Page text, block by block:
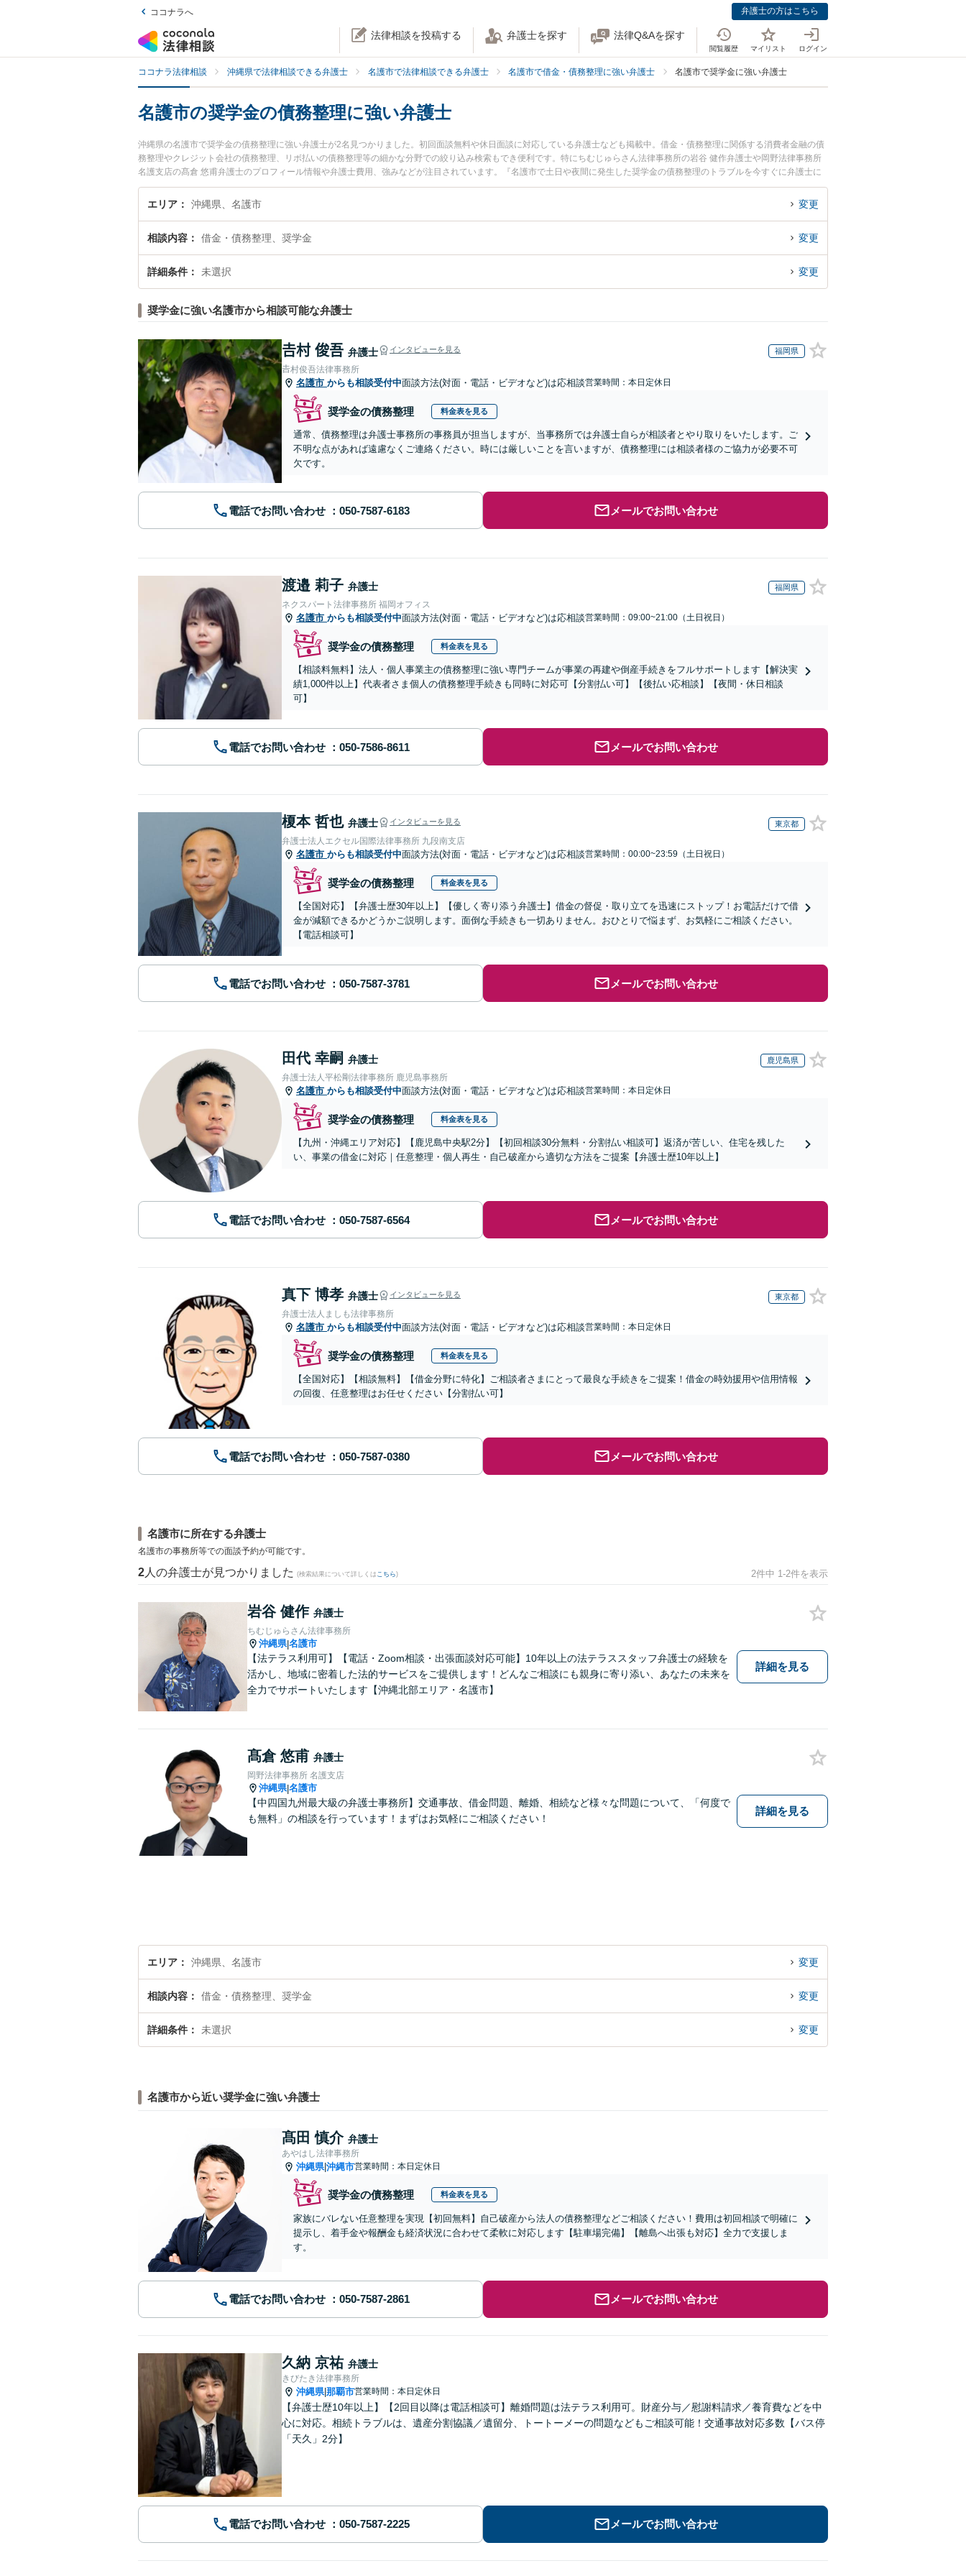
ココナラへ 弁護士の方はこちら
法律相談を投稿する 弁護士を探す 法律Q&Aを探す
閲覧履歴 マイリスト ログイン
ココナラ法律相談 沖縄県で法律相談できる弁護士 名護市で法律相談できる弁護士 名護市で借金・債務整理に強い弁護士 名護市で奨学金に強い弁護士
名護市の奨学金の債務整理に強い弁護士
沖縄県の名護市で奨学金の債務整理に強い弁護士が2名見つかりました。初回面談無料や休日面談に対応している弁護士なども掲載中。借金・債務整理に関係する消費者金融の債
務整理やクレジット会社の債務整理、リボ払いの債務整理等の細かな分野での絞り込み検索もでき便利です。特にちむじゅらさん法律事務所の岩谷 健作弁護士や岡野法律事務所
名護支店の髙倉 悠甫弁護士のプロフィール情報や弁護士費用、強みなどが注目されています。『名護市で土日や夜間に発生した奨学金の債務整理のトラブルを今すぐに弁護士に
相談したい』『奨学金の債務整理のトラブル解決の実績豊富な近くの弁護士を検索したい』『初回相談無料で奨学金の債務整理を法律相談できる名護市内の弁護士に相談予約した
い』などでお困りの相談者さんにおすすめです。
エリア 沖縄県、名護市 変更
相談内容 借金・債務整理、奨学金 変更
詳細条件 未選択 変更
奨学金に強い名護市から相談可能な弁護士
𠮷村 俊吾 弁護士 インタビューを見る 福岡県
𠮷村俊吾法律事務所
名護市 からも相談受付中面談方法(対面・電話・ビデオなど)は応相談営業時間：本日定休日
奨学金の債務整理 料金表を見る
通常、債務整理は弁護士事務所の事務員が担当しますが、当事務所では弁護士自らが相談者とやり取りをいたします。ご
不明な点があれば遠慮なくご連絡ください。時には厳しいことを言いますが、債務整理には相談者様のご協力が必要不可
欠です。
電話でお問い合わせ メールでお問い合わせ
渡邉 莉子 弁護士 福岡県
ネクスパート法律事務所 福岡オフィス
名護市 からも相談受付中面談方法(対面・電話・ビデオなど)は応相談営業時間：09:00~21:00（土日祝日）
奨学金の債務整理 料金表を見る
【相談料無料】法人・個人事業主の債務整理に強い専門チームが事業の再建や倒産手続きをフルサポートします【解決実
績1,000件以上】代表者さま個人の債務整理手続きも同時に対応可【分割払い可】【後払い応相談】【夜間・休日相談
可】
電話でお問い合わせ メールでお問い合わせ
榎本 哲也 弁護士 インタビューを見る 東京都
弁護士法人エクセル国際法律事務所 九段南支店
名護市 からも相談受付中面談方法(対面・電話・ビデオなど)は応相談営業時間：00:00~23:59（土日祝日）
奨学金の債務整理 料金表を見る
【全国対応】【弁護士歴30年以上】【優しく寄り添う弁護士】借金の督促・取り立てを迅速にストップ！お電話だけで借
金が減額できるかどうかご説明します。面倒な手続きも一切ありません。おひとりで悩まず、お気軽にご相談ください。
【電話相談可】
電話でお問い合わせ メールでお問い合わせ
田代 幸嗣 弁護士 鹿児島県
弁護士法人平松剛法律事務所 鹿児島事務所
名護市 からも相談受付中面談方法(対面・電話・ビデオなど)は応相談営業時間：本日定休日
奨学金の債務整理 料金表を見る
【九州・沖縄エリア対応】【鹿児島中央駅2分】【初回相談30分無料・分割払い相談可】返済が苦しい、住宅を残した
い、事業の借金に対応｜任意整理・個人再生・自己破産から適切な方法をご提案【弁護士歴10年以上】
電話でお問い合わせ メールでお問い合わせ
真下 博孝 弁護士 インタビューを見る 東京都
弁護士法人ましも法律事務所
名護市 からも相談受付中面談方法(対面・電話・ビデオなど)は応相談営業時間：本日定休日
奨学金の債務整理 料金表を見る
【全国対応】【相談無料】【借金分野に特化】ご相談者さまにとって最良な手続きをご提案！借金の時効援用や信用情報
の回復、任意整理はお任せください【分割払い可】
電話でお問い合わせ メールでお問い合わせ
名護市に所在する弁護士
名護市の事務所等での面談予約が可能です。
2 人の弁護士が見つかりました (検索結果について詳しくは こちら) 2件中 1-2件を表示
岩谷 健作 弁護士
ちむじゅらさん法律事務所
沖縄県|名護市
【法テラス利用可】【電話・Zoom相談・出張面談対応可能】10年以上の法テラススタッフ弁護士の経験を
活かし、地域に密着した法的サービスをご提供します！どんなご相談にも親身に寄り添い、あなたの未来を
全力でサポートいたします【沖縄北部エリア・名護市】
詳細を見る
髙倉 悠甫 弁護士
岡野法律事務所 名護支店
沖縄県|名護市
【中四国九州最大級の弁護士事務所】交通事故、借金問題、離婚、相続など様々な問題について、「何度で
も無料」の相談を行っています！まずはお気軽にご相談ください！
詳細を見る
エリア 沖縄県、名護市 変更
相談内容 借金・債務整理、奨学金 変更
詳細条件 未選択 変更
名護市から近い奨学金に強い弁護士
髙田 慎介 弁護士
あやはし法律事務所
沖縄県|沖縄市営業時間：本日定休日
奨学金の債務整理 料金表を見る
家族にバレない任意整理を実現【初回無料】自己破産から法人の債務整理などご相談ください！費用は初回相談で明確に
提示し、着手金や報酬金も経済状況に合わせて柔軟に対応します【駐車場完備】【離島へ出張も対応】全力で支援しま
す。
電話でお問い合わせ メールでお問い合わせ
久納 京祐 弁護士
きびたき法律事務所
沖縄県|那覇市営業時間：本日定休日
【弁護士歴10年以上】【2回目以降は電話相談可】離婚問題は法テラス利用可。財産分与／慰謝料請求／養育費などを中
心に対応。相続トラブルは、遺産分割協議／遺留分、トートーメーの問題などもご相談可能！交通事故対応多数【バス停
「天久」2分】
電話でお問い合わせ メールでお問い合わせ